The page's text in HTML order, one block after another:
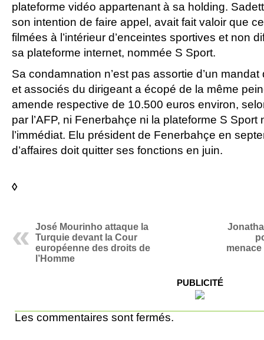
plateforme vidéo appartenant à sa holding.
son intention de faire appel, avait fait valoir que
filmées à l’intérieur d’enceintes sportives et non
sa plateforme internet, nommée S Sport.
Sa condamnation n’est pas assortie d’un mandat
et associés du dirigeant a écopé de la même
amende respective de 10.500 euros environ,
par l’AFP, ni Fenerbahçe ni la plateforme S Sport
l’immédiat. Elu président de Fenerbahçe en
d’affaires doit quitter ses fonctions en juin.
◊
José Mourinho attaque la
Turquie devant la Cour
européenne des droits de
l’Homme
PUBLICITÉ
Les commentaires sont fermés.